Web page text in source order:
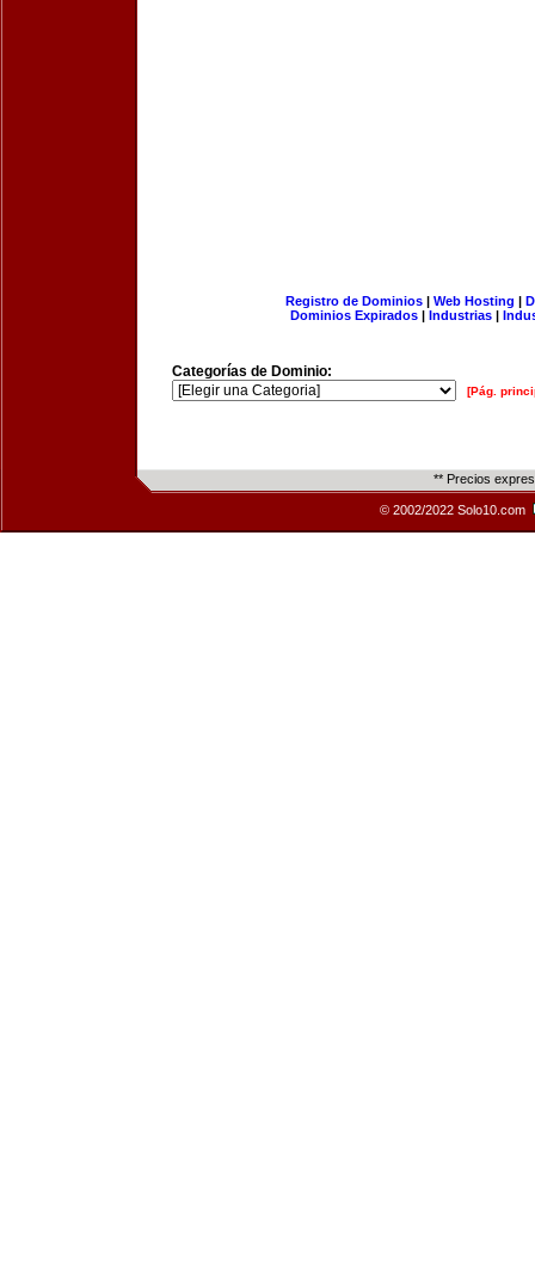
Registro de Dominios| Web Hosting |
Dominios Expirados | Industrias |
Categorías de Dominio:
[Pág.
** Precios
© 2002/2022 Solo10.com